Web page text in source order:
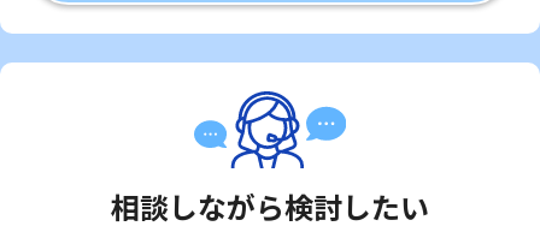
相談しながら検討したい